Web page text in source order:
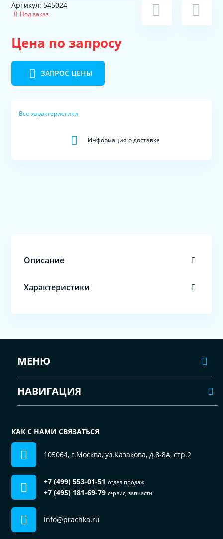
Артикул: 545024
Под заказ
Цена по запросу
ЗАПРОС ЦЕНЫ
Все характеристики
Информация о доставке
Описание
Характеристики
МЕНЮ
НАВИГАЦИЯ
КАК С НАМИ СВЯЗАТЬСЯ
105064, г.Москва, ул.Казакова, д.8-8А, стр.2
+7 (499) 553-01-51 отдел продаж
+7 (495) 181-69-79 сервис, запчасти
info@prachka.ru